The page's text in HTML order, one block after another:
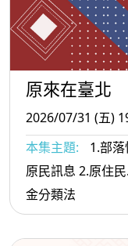
原來在臺北
2026/07/31 (五)
本集主題:
1.部
原民訊息 2.原住民.com（生活資訊）：退休金的三桶
金分類法